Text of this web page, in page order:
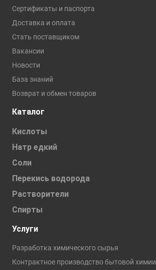
Сертификаты и паспорта
Доставка и оплата
Стать поставщиком
Вакансии
Новости
База знаний
Возврат и обмен товаров
Каталог
Кислоты
Натр едкий
Соли
Перекись водорода
Растворители
Спирты
Услуги
Разработка химического сырья
Контрактное производство бытовой химии